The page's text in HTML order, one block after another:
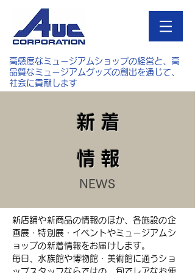
高感度なミュージアムショップの経営と、高
品質なミュージアムグッズの創出を通じて、
社会に貢献します
新 着
情 報
NEWS
新店舗や新商品の情報のほか、各施設の企
画展・特別展・イベントやミュージアムシ
ョップの新着情報をお届けします。
毎日、水族館や博物館・美術館に通うショ
ップスタッフならではの、旬でレアなお便